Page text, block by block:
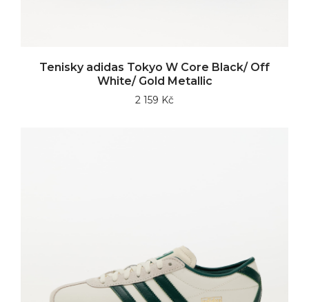
Tenisky adidas Tokyo W Core Black/ Off
White/ Gold Metallic
2 159 Kč